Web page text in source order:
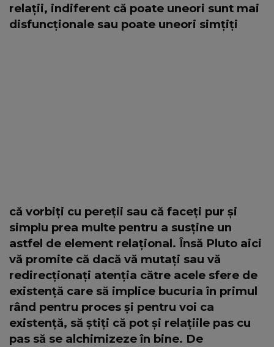
relații, indiferent că poate uneori sunt mai
disfuncționale sau poate uneori simțiți
că vorbiți cu pereții sau că faceți pur și
simplu prea multe pentru a susține un
astfel de element relațional. Însă Pluto aici
vă promite că dacă vă mutați sau vă
redirecționați atenția către acele sfere de
existență care să implice bucuria în primul
rând pentru proces și pentru voi ca
existență, să știți că pot și relațiile pas cu
pas să se alchimizeze în bine. De